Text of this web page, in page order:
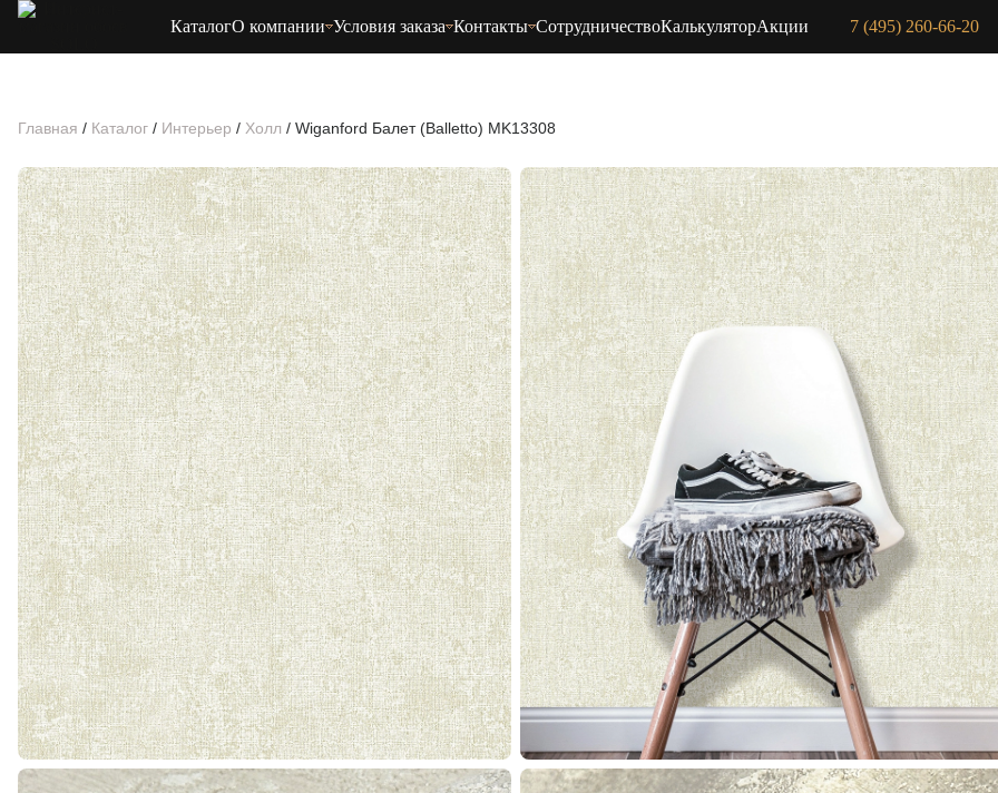
КаталогО компании Условия заказа Контакты СотрудничествоКалькуляторАкции 7 (495) 260-66-20
Главная / Каталог / Интерьер / Холл / Wiganford Балет (Balletto) MK13308